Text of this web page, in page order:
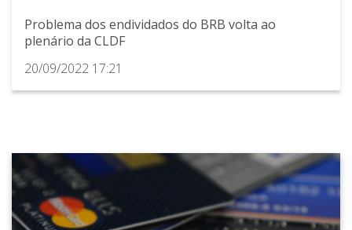
Problema dos endividados do BRB volta ao
plenário da CLDF
20/09/2022 17:21